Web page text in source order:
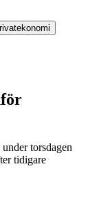
torsdagen
tidigare